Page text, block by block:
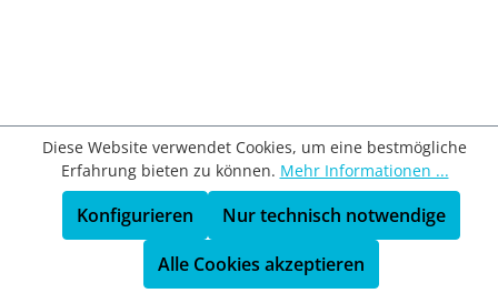
Diese Website verwendet Cookies, um eine bestmögliche
Erfahrung bieten zu können. Mehr Informationen ...
Nur technisch notwendige
Konfigurieren
Alle Cookies akzeptieren